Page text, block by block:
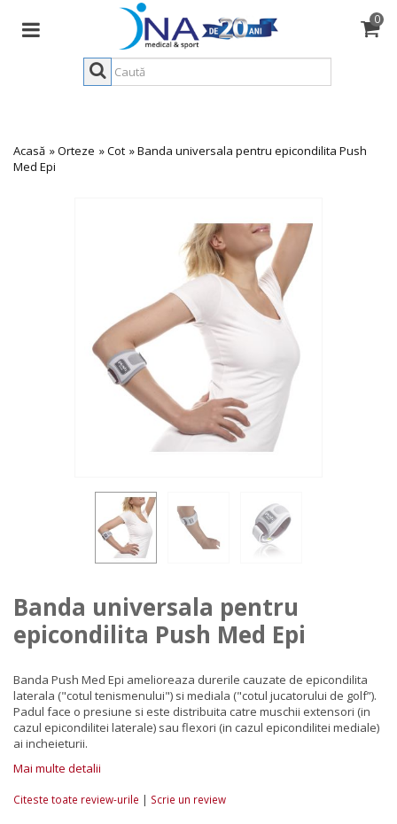
0
Acasă »Orteze »Cot »Banda universala pentru epicondilita Push
Med Epi
Banda universala pentru
epicondilita Push Med Epi
Banda Push Med Epi amelioreaza durerile cauzate de epicondilita
laterala ("cotul tenismenului") si mediala ("cotul jucatorului de golf”).
Padul face o presiune si este distribuita catre muschii extensori (in
cazul epicondilitei laterale) sau flexori (in cazul epicondilitei mediale)
ai incheieturii.
Mai multe detalii
Citeste toate review-urile | Scrie un review